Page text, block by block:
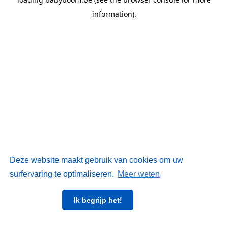
Deze website maakt gebruik van cookies om uw
surfervaring te optimaliseren. Meer weten
Ik begrijp het!
information).